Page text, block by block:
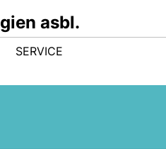
asbl.
SERVICE